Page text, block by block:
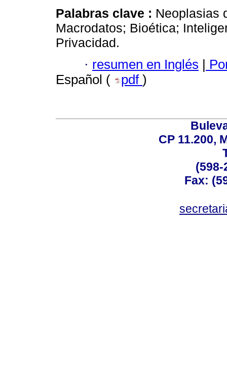
Palabras clave : Neoplasias
Macrodatos; Bioética;
Privacidad.
· resumen en Inglés |
Español (
pdf )
CP 11.200,
(598-
Fax: